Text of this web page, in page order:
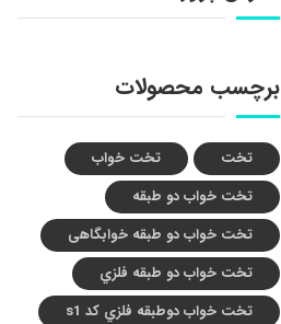
برچسب محصولات
تخت
تخت خواب
تخت خواب دو طبقه
تخت خواب دو طبقه خوابگاهی
تخت خواب دو طبقه فلزي
تخت خواب دوطبقه فلزي کد s1